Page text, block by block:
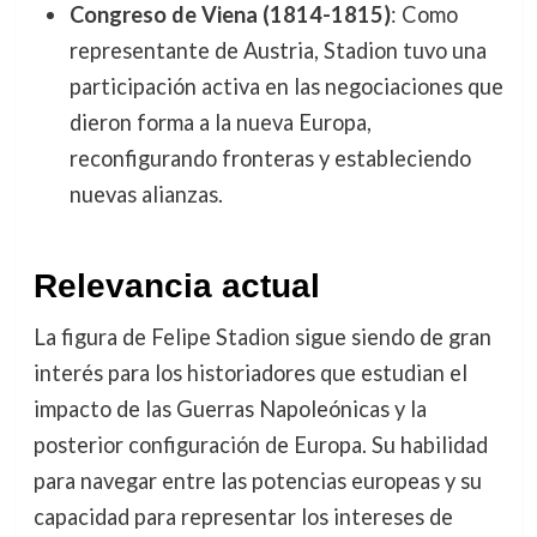
Congreso de Viena (1814-1815): Como
representante de Austria, Stadion tuvo una
participación activa en las negociaciones que
dieron forma a la nueva Europa,
reconfigurando fronteras y estableciendo
nuevas alianzas.
Relevancia actual
La figura de Felipe Stadion sigue siendo de gran
interés para los historiadores que estudian el
impacto de las Guerras Napoleónicas y la
posterior configuración de Europa. Su habilidad
para navegar entre las potencias europeas y su
capacidad para representar los intereses de